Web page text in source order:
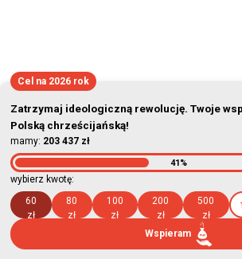
Cel na 2026 rok
Zatrzymaj ideologiczną rewolucję. Twoje
Polską chrześcijańską!
mamy: 203 437 zł
41%
wybierz kwotę:
60
zł
80
zł
100
zł
200
zł
500
zł
Wspieram